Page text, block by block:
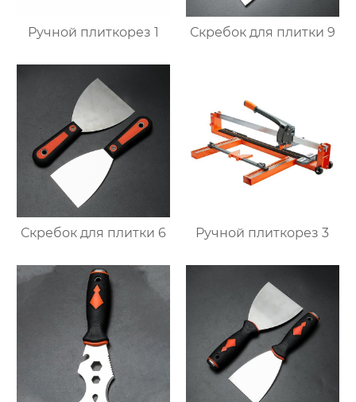
Ручной плиткорез 1 Скребок для плитки 9
Скребок для плитки 6 Ручной плиткорез 3